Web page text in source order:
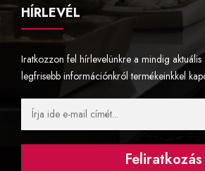
HÍRLEVÉL
Iratkozzon fel hírlevelünkre a mindig aktuális
legfrisebb információnkról termékeinkkel
Feliratkozás